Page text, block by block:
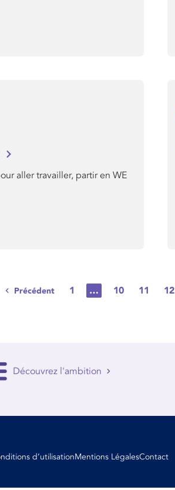
aller travailler, partir en WE
Précédent 1 … 10 11 12
Découvrez l'ambition
d’utilisationMentions LégalesContact